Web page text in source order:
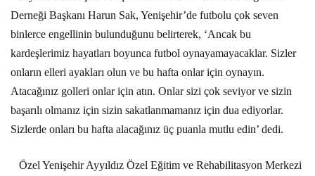
Derneği Başkanı Harun Sak, Yenişehir’de futbolu çok seven
binlerce engellinin bulunduğunu belirterek, ‘Ancak bu
kardeşlerimiz hayatları boyunca futbol oynayamayacaklar. Sizler
onların elleri ayakları olun ve bu hafta onlar için oynayın.
Atacağınız golleri onlar için atın. Onlar sizi çok seviyor ve sizin
başarılı olmanız için sizin sakatlanmamanız için dua ediyorlar.
Sizlerde onları bu hafta alacağınız üç puanla mutlu edin’ dedi.
Özel Yenişehir Ayyıldız Özel Eğitim ve Rehabilitasyon Merkezi